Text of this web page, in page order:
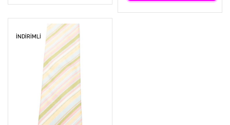
İNDIRIMLI